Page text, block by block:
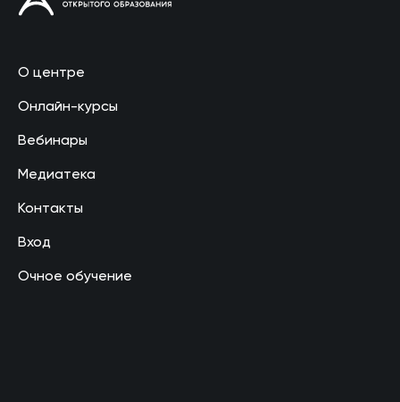
О центре
Онлайн-курсы
Вебинары
Медиатека
Контакты
Вход
Очное обучение